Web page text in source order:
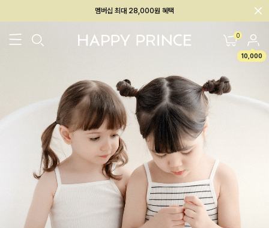
회원전용 아울렛, 가입하면 ~60% 할인!
0
10,000